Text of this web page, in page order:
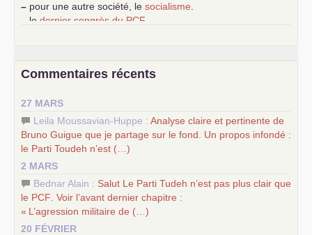
– pour une autre société, le socialisme
le dernier congrès du PCF
science sociale de notre temps
d’Europe
–lescinq chantiers pour contribuer au débat sur le projet
communiste
Commentaires récents
27 MARS
Leila Moussavian-Huppe : Analyse claire et pertinente de
Bruno Guigue que je partage sur le fond. Un propos infondé :
le Parti Toudeh n’est (…)
2 MARS
Bednar Alain : Salut Le Parti Tudeh n’est pas plus clair que
le PCF . Voir l’avant dernier chapitre :
« L’agression militaire de (…)
20 FÉVRIER